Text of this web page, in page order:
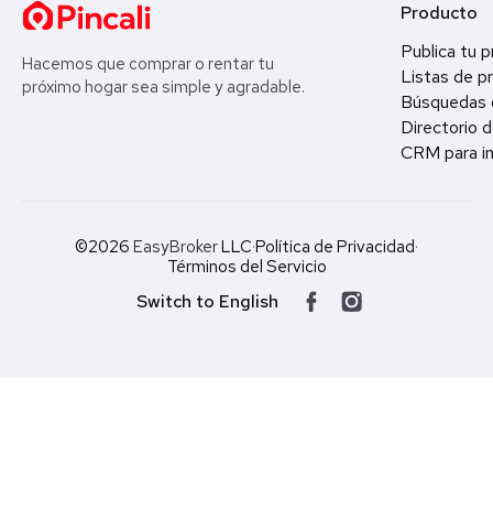
Hacemos que comprar o rentar tu
próximo hogar sea simple y agradable.
Producto
Publica tu
Listas de
Búsquedas
Directorio
CRM para
©2026 EasyBrokerLLC·Política de Privacidad·
Términos del Servicio
Switch to English